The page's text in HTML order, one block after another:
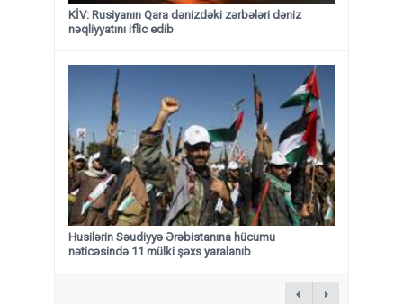
KİV: Rusiyanın Qara dənizdəki zərbələri dəniz
nəqliyyatını iflic edib
Husilərin Səudiyyə Ərəbistanına hücumu
nəticəsində 11 mülki şəxs yaralanıb